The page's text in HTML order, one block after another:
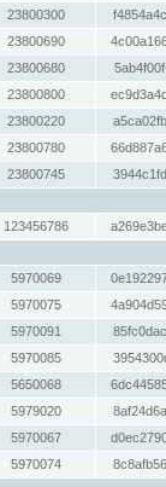
23800300
23800690
23800680
23800800
23800220
23800780
23800745
123456786
5970069
5970075
5970091
5970085
5650068
5979020
5970067
5970074